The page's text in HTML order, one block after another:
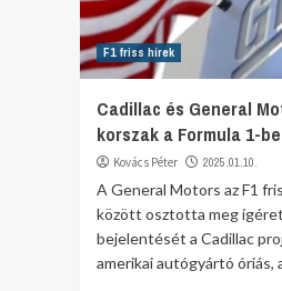
F1 friss hírek
Cadillac és General
korszak a Formula 1-
Kovács Péter 2025.01.10.
A General Motors az F1
között osztotta meg
bejelentését a Cadillac
amerikai autógyártó óriás,